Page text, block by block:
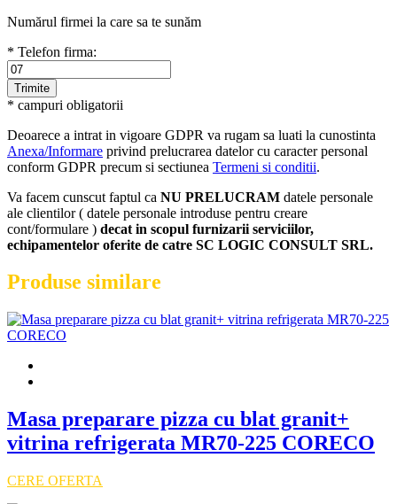
Numărul firmei la care sa te sunăm
* Telefon firma:
* campuri obligatorii
Deoarece a intrat in vigoare GDPR va rugam sa luati la cunostinta
Anexa/Informare privind prelucrarea datelor cu caracter personal
conform GDPR precum si sectiunea Termeni si conditii.
Va facem cunscut faptul ca NU PRELUCRAM datele personale
ale clientilor ( datele personale introduse pentru creare
cont/formulare ) decat in scopul furnizarii serviciilor,
echipamentelor oferite de catre SC LOGIC CONSULT SRL.
Produse similare
Masa preparare pizza cu blat granit+
vitrina refrigerata MR70-225 CORECO
CERE OFERTA